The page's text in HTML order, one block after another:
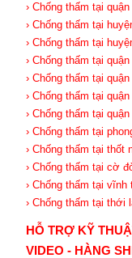
› Chống thấm tại
› Chống thấm tại
› Chống thấm tại
› Chống thấm tại
› Chống thấm tại
› Chống thấm tại
› Chống thấm tại
› Chống thấm tại
› Chống thấm tại thốt
› Chống thấm tại cờ
› Chống thấm tại
› Chống thấm tại thới
HỖ TRỢ KỸ
VIDEO - HÀNG